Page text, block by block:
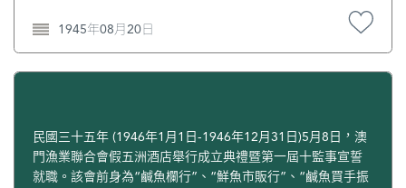
1945年08月20日
民國三十五年 (1946年1月1日-1946年12月31日)5月8日，澳
門漁業聯合會假五洲酒店舉行成立典禮暨第一屆十監事宣誓
就職。該會前身為“鹹魚欄行”、“鮮魚市販行”、“鹹魚買手振